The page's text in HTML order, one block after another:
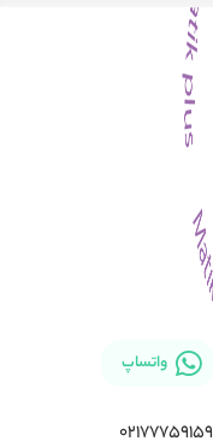
واتساپ
02177759159